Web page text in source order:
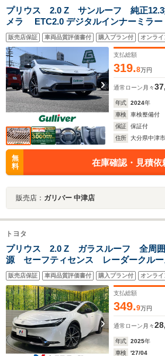
プリウス 2.0 Z サンルーフ 純正12.3
メラ ETC2.0 デジタルインナーミラ
TVキャンセラー HDMI レーダークル
ブラインドスポットモニター コーナー
ィセンス
販売店保証 車両品質評価書付 購入プラン付 オンラ
支払総額
319.8万円
通常ローン 月々
年式 2024年
車検
車検整備付
保証
保証付
住所
大分県中津市
無
料
在庫確認・見積依
販売店： ガリバー 中津店
トヨタ
プリウス 2.0 Z ガラスルーフ 全周
源 セーフティセンス レーダークル
ィスプレイ 禁煙車 電動リアゲート
ートエアコン パワーシート ドラレ
サー
販売店保証 車両品質評価書付 購入プラン付 オンライ
支払総額
349.9万円
通常ローン 月々
年式 2025年
車検
'27/04